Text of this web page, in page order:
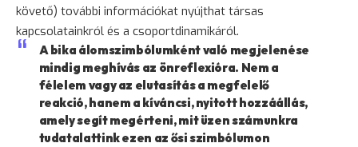
követő) további információkat nyújthat társas
kapcsolatainkról és a csoportdinamikáról.
A bika álomszimbólumként való megjelenése
mindig meghívás az önreflexióra. Nem a
félelem vagy az elutasítás a megfelelő
reakció, hanem a kíváncsi, nyitott hozzáállás,
amely segít megérteni, mit üzen számunkra
tudatalattink ezen az ősi szimbólumon